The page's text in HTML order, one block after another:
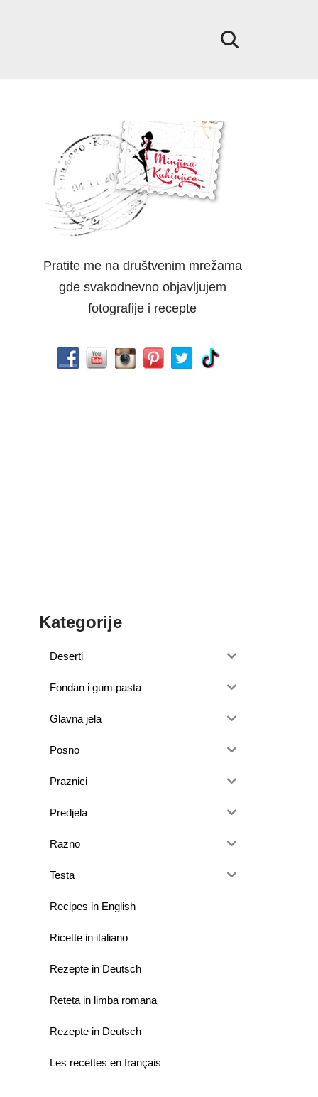
Pratite me na društvenim mrežama
gde svakodnevno objavljujem
fotografije i recepte
Kategorije
Deserti
Fondan i gum pasta
Glavna jela
Posno
Praznici
Predjela
Razno
Testa
Recipes in English
Ricette in italiano
Rezepte in Deutsch
Reteta in limba romana
Rezepte in Deutsch
Les recettes en français